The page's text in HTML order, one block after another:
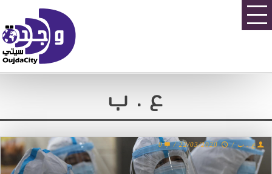
ع . ب
ع . ب /
22/03/2020
/
0